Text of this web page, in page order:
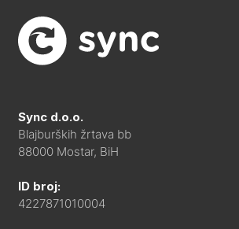
Sync d.o.o.
Blajburških žrtava bb
88000 Mostar, BiH
ID broj:
4227871010004